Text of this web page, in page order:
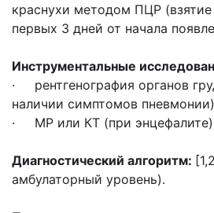
краснухи методом ПЦР
первых 3 дней от начала
Инструментальные
· рентгенография органов
наличии симптомов
· МР или КТ (при
Диагностический алгоритм:
амбулаторный уровень).